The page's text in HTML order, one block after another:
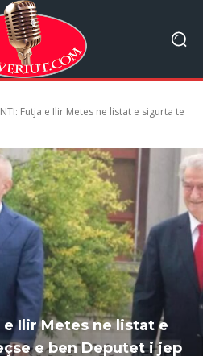
Futja e Ilir Metes ne listat e sigurta te
e Ilir Metes ne listat e
e ben Deputet i jep